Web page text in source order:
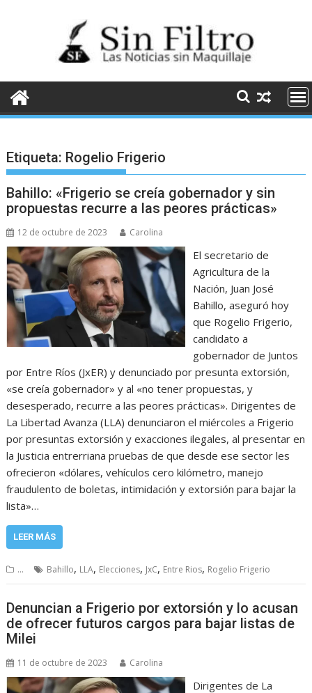
Etiqueta: Rogelio Frigerio
Bahillo: «Frigerio se creía gobernador y sin
propuestas recurre a las peores prácticas»
12 de octubre de 2023 Carolina
El secretario de
Agricultura de la
Nación, Juan José
Bahillo, aseguró hoy
que Rogelio Frigerio,
candidato a
gobernador de Juntos
por Entre Ríos (JxER) y denunciado por presunta extorsión,
«se creía gobernador» y al «no tener propuestas, y
desesperado, recurre a las peores prácticas». Dirigentes de
La Libertad Avanza (LLA) denunciaron el miércoles a Frigerio
por presuntas extorsión y exacciones ilegales, al presentar en
la Justicia entrerriana pruebas de que desde ese sector les
ofrecieron «dólares, vehículos cero kilómetro, manejo
fraudulento de boletas, intimidación y extorsión para bajar la
lista»…
LEER MÁS
... Bahillo, LLA, Elecciones, JxC, Entre Rios, Rogelio Frigerio
Denuncian a Frigerio por extorsión y lo acusan
de ofrecer futuros cargos para bajar listas de
Milei
11 de octubre de 2023 Carolina
Dirigentes de La